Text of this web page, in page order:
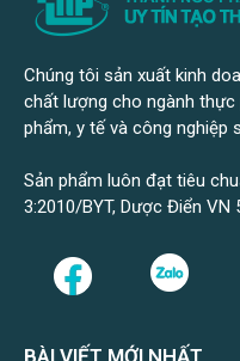
Chúng tôi sản xuất kinh
chất lượng cho ngành
phẩm, y tế và công nghiệp
Sản phẩm luôn đạt tiêu
3:2010/BYT, Dược Điển VN
BÀI VIẾT MỚI NHẤT